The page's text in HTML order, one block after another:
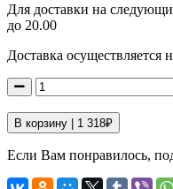
Для доставки на
до 20.00
Доставка
В корзину | 1 318₽
Если Вам понравилось,